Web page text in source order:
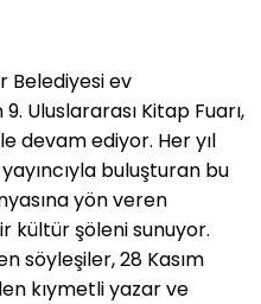
Belediyesi ev
Uluslararası Kitap Fuarı,
devam ediyor. Her yıl
buluşturan bu
yön veren
kültür şöleni sunuyor.
söyleşiler, 28 Kasım
kıymetli yazar ve